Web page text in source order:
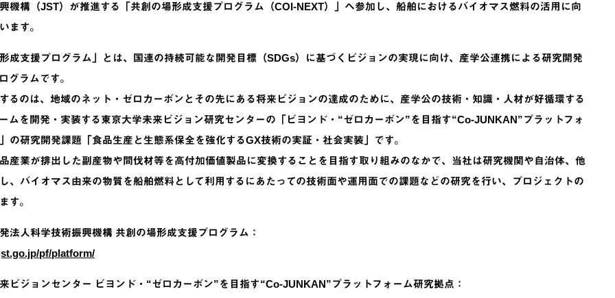
機構（JST）が推進する「共創の場形成支援プログラム（COI-NEXT）」へ参加し、船舶におけるバイオマス燃料の活用に向
ます。
成支援プログラム」とは、国連の持続可能な開発目標（SDGs）に基づくビジョンの実現に向け、産学公連携による研究開発
グラムです。
るのは、地域のネット・ゼロカーボンとその先にある将来ビジョンの達成のために、産学公の技術・知識・人材が好循環する
ムを開発・実装する東京大学未来ビジョン研究センターの「ビヨンド・“ゼロカーボン”を目指す“Co-JUNKAN”プラットフォ
の研究開発課題「食品生産と生態系保全を強化するGX技術の実証・社会実装」です。
産業が排出した副産物や間伐材等を高付加価値製品に変換することを目指す取り組みのなかで、当社は研究機関や自治体、他
、バイオマス由来の物質を船舶燃料として利用するにあたっての技術面や運用面での課題などの研究を行い、プロジェクトの
す。
法人科学技術振興機構 共創の場形成支援プログラム：
pf/platform/
ビジョンセンター ビヨンド・“ゼロカーボン”を目指す“Co-JUNKAN”プラットフォーム研究拠点：